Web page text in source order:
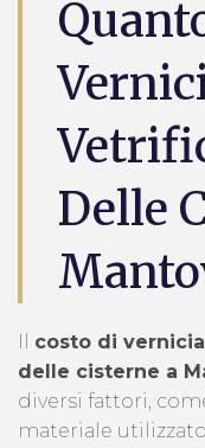
Delle
costo di
delle cisterne a
diversi fattori,
materiale